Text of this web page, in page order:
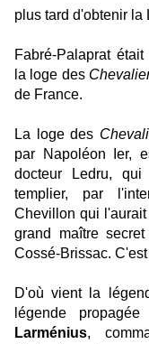
plus tard d'obtenir la
Fabré-Palaprat
la loge des
de France.
La loge des
par Napoléon Ier,
docteur Ledru,
templier, par
Chevillon qui
grand maître
Cossé-Brissac.
D'où vient la
légende
Larménius,